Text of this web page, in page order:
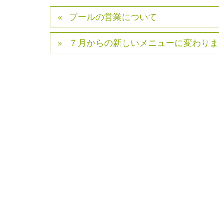
プールの営業について
７月からの新しいメニューに変わり